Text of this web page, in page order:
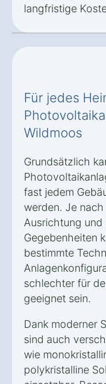
langfristige
Für jedes
Wildmoos
Grundsätzlich
fast jedem
werden. Je
Ausrichtung und
Gegebenheiten
bestimmte
schlechter für
geeignet sein.
Dank moderner
sind auch
wie
polykristalline